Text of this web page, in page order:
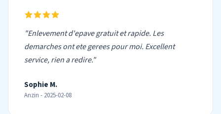
"Enlevement d'epave gratuit et rapide. Les
demarches ont ete gerees pour moi. Excellent
service, rien a redire."
Sophie M.
Anzin - 2025-02-08